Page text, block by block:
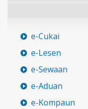
e-Cukai
e-Lesen
e-Sewaan
e-Aduan
e-Kompaun